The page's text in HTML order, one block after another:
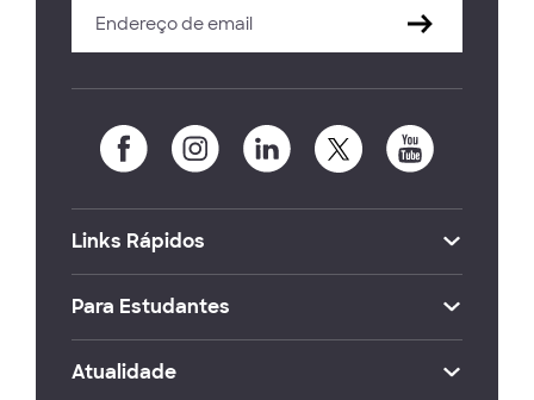
Links Rápidos
Para Estudantes
Atualidade